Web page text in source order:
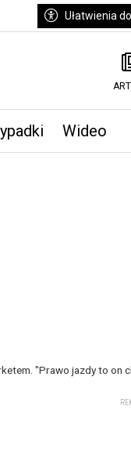
Ułatwienia
Wideo
"Prawo jazdy to on